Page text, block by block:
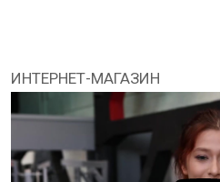
ИНТЕРНЕТ-МАГАЗИН